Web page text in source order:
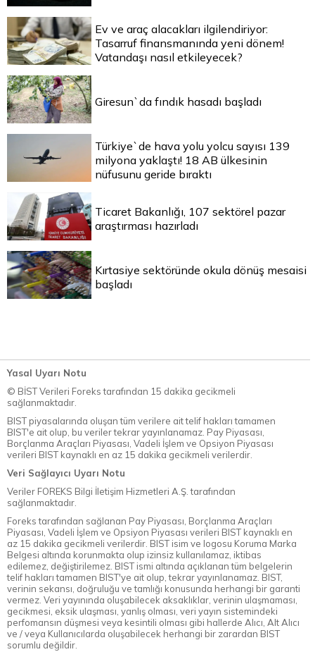
Ev ve araç alacakları ilgilendiriyor:
Tasarruf finansmanında yeni dönem!
Vatandaşı nasıl etkileyecek?
Giresun`da fındık hasadı başladı
Türkiye`de hava yolu yolcu sayısı 139
milyona yaklaştı! 18 AB ülkesinin
nüfusunu geride bıraktı
Ticaret Bakanlığı, 107 sektörel pazar
araştırması hazırladı
Kırtasiye sektöründe okula dönüş mesaisi
başladı
Yasal Uyarı Notu
© BİST Verileri Foreks tarafından 15 dakika gecikmeli
sağlanmaktadır.
BIST piyasalarında oluşan tüm verilere ait telif hakları tamamen
BIST'e ait olup, bu veriler tekrar yayınlanamaz. Pay Piyasası,
Borçlanma Araçları Piyasası, Vadeli İşlem ve Opsiyon Piyasası
verileri BIST kaynaklı en az 15 dakika gecikmeli verilerdir.
Veri Sağlayıcı Uyarı Notu
Veriler FOREKS Bilgi İletişim Hizmetleri A.Ş. tarafından
sağlanmaktadır.
Foreks tarafından sağlanan Pay Piyasası, Borçlanma Araçları
Piyasası, Vadeli İşlem ve Opsiyon Piyasası verileri BIST kaynaklı en
az 15 dakika gecikmeli verilerdir. BIST isim ve logosu Koruma Marka
Belgesi altında korunmakta olup izinsiz kullanılamaz, iktibas
edilemez, değiştirilemez. BIST ismi altında açıklanan tüm belgelerin
telif hakları tamamen BIST'ye ait olup, tekrar yayınlanamaz. BIST,
verinin sekansı, doğruluğu ve tamlığı konusunda herhangi bir garanti
vermez. Veri yayınında oluşabilecek aksaklıklar, verinin ulaşmaması,
gecikmesi, eksik ulaşması, yanlış olması, veri yayın sistemindeki
perfomansın düşmesi veya kesintili olması gibi hallerde Alıcı, Alt Alıcı
ve / veya Kullanıcılarda oluşabilecek herhangi bir zarardan BIST
sorumlu değildir.